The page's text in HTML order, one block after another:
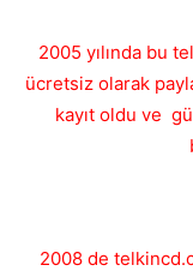
2005 yılında bu
ücretsiz olarak
kayıt oldu ve
2008 de